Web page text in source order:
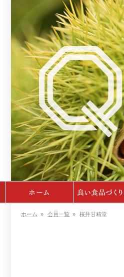
ホーム » 会員一覧 » 桜井甘精堂